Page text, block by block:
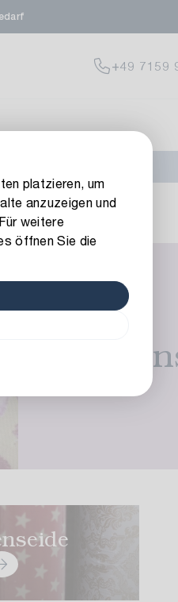
platzieren, um
anzuzeigen und
weitere
öffnen Sie die
+49 7159